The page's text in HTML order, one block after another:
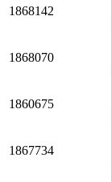
1868142
1868070
1860675
1867734